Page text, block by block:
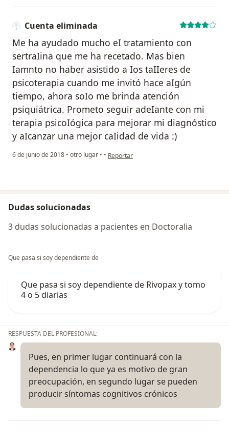
Cuenta eliminada
Me ha ayudado mucho eI tratamiento con
sertraIina que me ha recetado. Mas bien
Iamnto no haber asistido a Ios taIIeres de
psicoterapia cuando me invitó hace aIgún
tiempo, ahora soIo me brinda atención
psiquiátrica. Prometo seguir adeIante con mi
terapia psicoIógica para mejorar mi diagnóstico
y aIcanzar una mejor caIidad de vida :)
6 de junio de 2018 • otro lugar • • en opinión del usuario Cuenta eliminada
Reportar
Dudas solucionadas
3 dudas solucionadas a pacientes en Doctoralia
Que pasa si soy dependiente de
Que pasa si soy dependiente de Rivopax y tomo
4 o 5 diarias
RESPUESTA DEL PROFESIONAL:
Pues, en primer lugar continuará con la
dependencia lo que ya es motivo de gran
preocupación, en segundo lugar se pueden
producir síntomas cognitivos crónicos